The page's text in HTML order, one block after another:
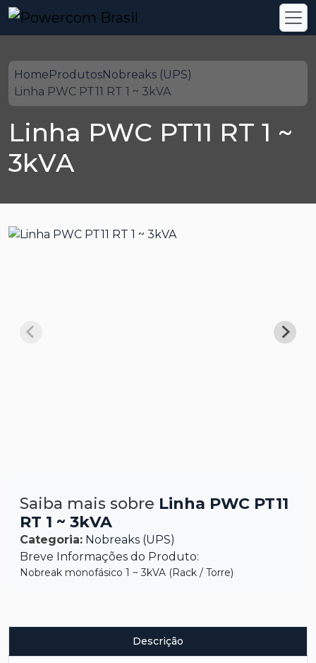
HomeProdutosNobreaks (UPS)
Linha PWC PT11 RT 1 ~ 3kVA
Linha PWC PT11 RT 1 ~
3kVA
Saiba mais sobre Linha PWC PT11
RT 1 ~ 3kVA
Categoria: Nobreaks (UPS)
Breve Informações do Produto:
Nobreak monofásico 1 ~ 3kVA (Rack / Torre)
Descrição